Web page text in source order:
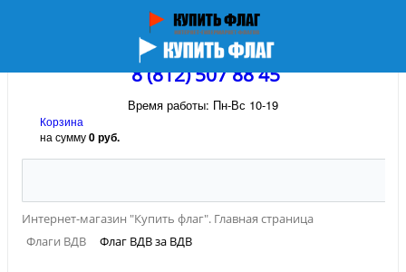
8 (812) 507 88 45
Время работы: Пн-Вс 10-19
Корзина
на сумму0 руб.
Интернет-магазин "Купить флаг". Главная страница
Флаги ВДВ
Флаг ВДВ за ВДВ